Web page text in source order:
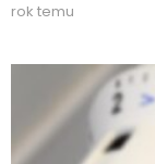
rok temu